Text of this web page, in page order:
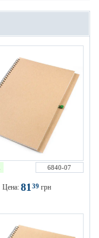
6840-07
Цена: 8139 грн